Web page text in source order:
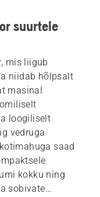
suurtele
mis liigub
niidab hõlpsalt
masinal
loogiliselt
vedruga
saad
kokku ning
sobivate